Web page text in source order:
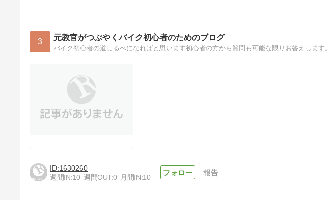
3 元教官がつぶやくバイク初心者のためのブログ
バイク初心者の道しるべになればと思います初心者の方から質問も可能な限りお答えします。
1630260
週間IN:10 週間OUT:0 月間IN:10
報告